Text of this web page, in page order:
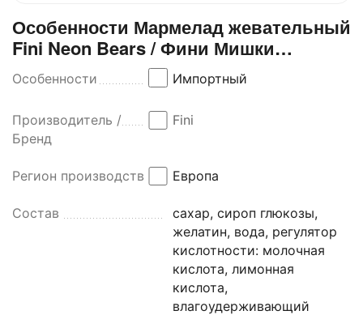
Особенности Мармелад жевательный
Fini Neon Bears / Фини Мишки
Неоновые 90 гр, Испания
Особенности Импортный
Производитель /
Бренд
Fini
Регион производства Европа
Состав
сахар, сироп глюкозы,
желатин, вода, регулятор
кислотности: молочная
кислота, лимонная
кислота,
влагоудерживающий